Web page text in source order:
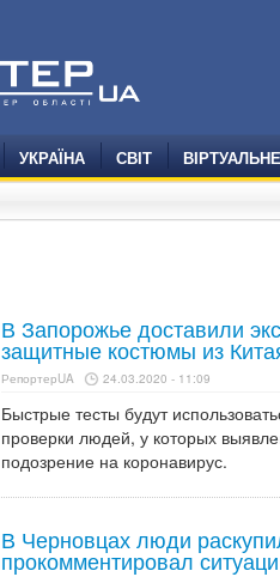
УКРАЇНА СВІТ
В Запорожье доставили
защитные костюмы из
РепортерUA 24.03.2020 - 11:09
Быстрые тесты будут
проверки людей, у которых
подозрение на коронавирус.
В Черновцах люди
прокомментировал